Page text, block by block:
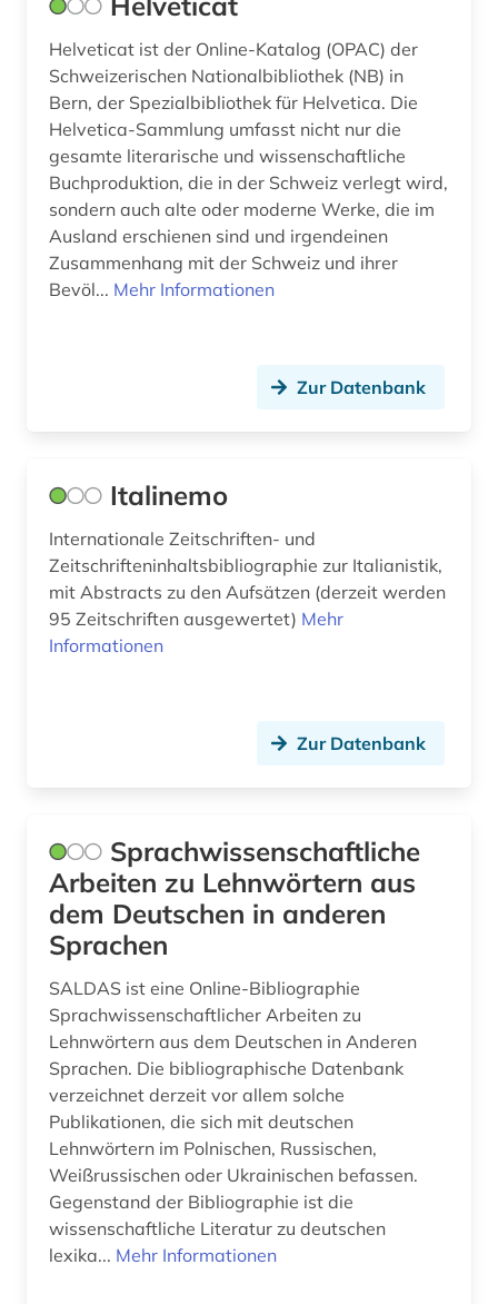
textcorpus (1)
texte (1)
textkorpus (2)
translationswissenschaft (1)
ukrainisch (1)
ungarn (1)
universitätsgeschichte (1)
volksliteratur (1)
westschweden (1)
wirtschaftsgeschichte (1)
zeitschrift (3)
zeitschriften (3)
zeitschriftenaufsatz (1)
zentralasien (1)
übersetzung (1)
übersetzungswissenschaft (2)
Helveticat ist der Online-Katalog (OPAC) der
Schweizerischen Nationalbibliothek (NB) in
Bern, der Spezialbibliothek für Helvetica. Die
Helvetica-Sammlung umfasst nicht nur die
gesamte literarische und wissenschaftliche
Buchproduktion, die in der Schweiz verlegt wird,
sondern auch alte oder moderne Werke, die im
Ausland erschienen sind und irgendeinen
Zusammenhang mit der Schweiz und ihrer
Bevöl... Mehr Informationen
Zur Datenbank
Italinemo
Internationale Zeitschriften- und
Zeitschrifteninhaltsbibliographie zur Italianistik,
mit Abstracts zu den Aufsätzen (derzeit werden
95 Zeitschriften ausgewertet) Mehr
Informationen
Zur Datenbank
Sprachwissenschaftliche
Arbeiten zu Lehnwörtern aus
dem Deutschen in anderen
Sprachen
SALDAS ist eine Online-Bibliographie
Sprachwissenschaftlicher Arbeiten zu
Lehnwörtern aus dem Deutschen in Anderen
Sprachen. Die bibliographische Datenbank
verzeichnet derzeit vor allem solche
Publikationen, die sich mit deutschen
Lehnwörtern im Polnischen, Russischen,
Weißrussischen oder Ukrainischen befassen.
Gegenstand der Bibliographie ist die
wissenschaftliche Literatur zu deutschen
lexika... Mehr Informationen